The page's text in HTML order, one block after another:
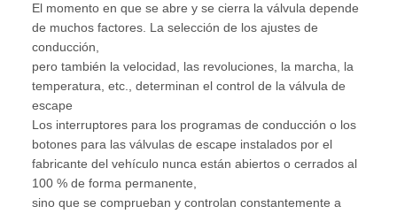
El momento en que se abre y se cierra la válvula depende
de muchos factores. La selección de los ajustes de
conducción,
pero también la velocidad, las revoluciones, la marcha, la
temperatura, etc., determinan el control de la válvula de
escape
Los interruptores para los programas de conducción o los
botones para las válvulas de escape instalados por el
fabricante del vehículo nunca están abiertos o cerrados al
100 % de forma permanente,
sino que se comprueban y controlan constantemente a